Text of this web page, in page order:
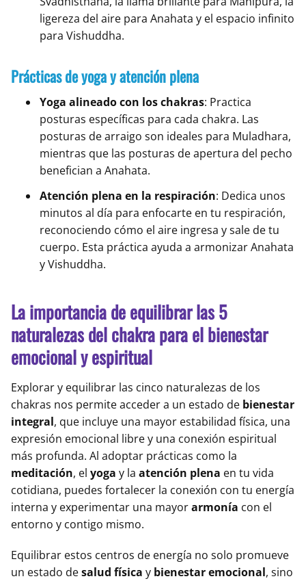
ligereza del aire para Anahata y el espacio infinito
para Vishuddha.
Prácticas de yoga y atención plena
Yoga alineado con los chakras: Practica
posturas específicas para cada chakra. Las
posturas de arraigo son ideales para Muladhara,
mientras que las posturas de apertura del pecho
benefician a Anahata.
Atención plena en la respiración: Dedica unos
minutos al día para enfocarte en tu respiración,
reconociendo cómo el aire ingresa y sale de tu
cuerpo. Esta práctica ayuda a armonizar Anahata
y Vishuddha.
La importancia de equilibrar las 5
naturalezas del chakra para el bienestar
emocional y espiritual
Explorar y equilibrar las cinco naturalezas de los
chakras nos permite acceder a un estado de bienestar
integral, que incluye una mayor estabilidad física, una
expresión emocional libre y una conexión espiritual
más profunda. Al adoptar prácticas como la
meditación, el yoga y la atención plena en tu vida
cotidiana, puedes fortalecer la conexión con tu energía
interna y experimentar una mayorarmonía con el
entorno y contigo mismo.
Equilibrar estos centros de energía no solo promueve
un estado desalud física y bienestar emocional, sino